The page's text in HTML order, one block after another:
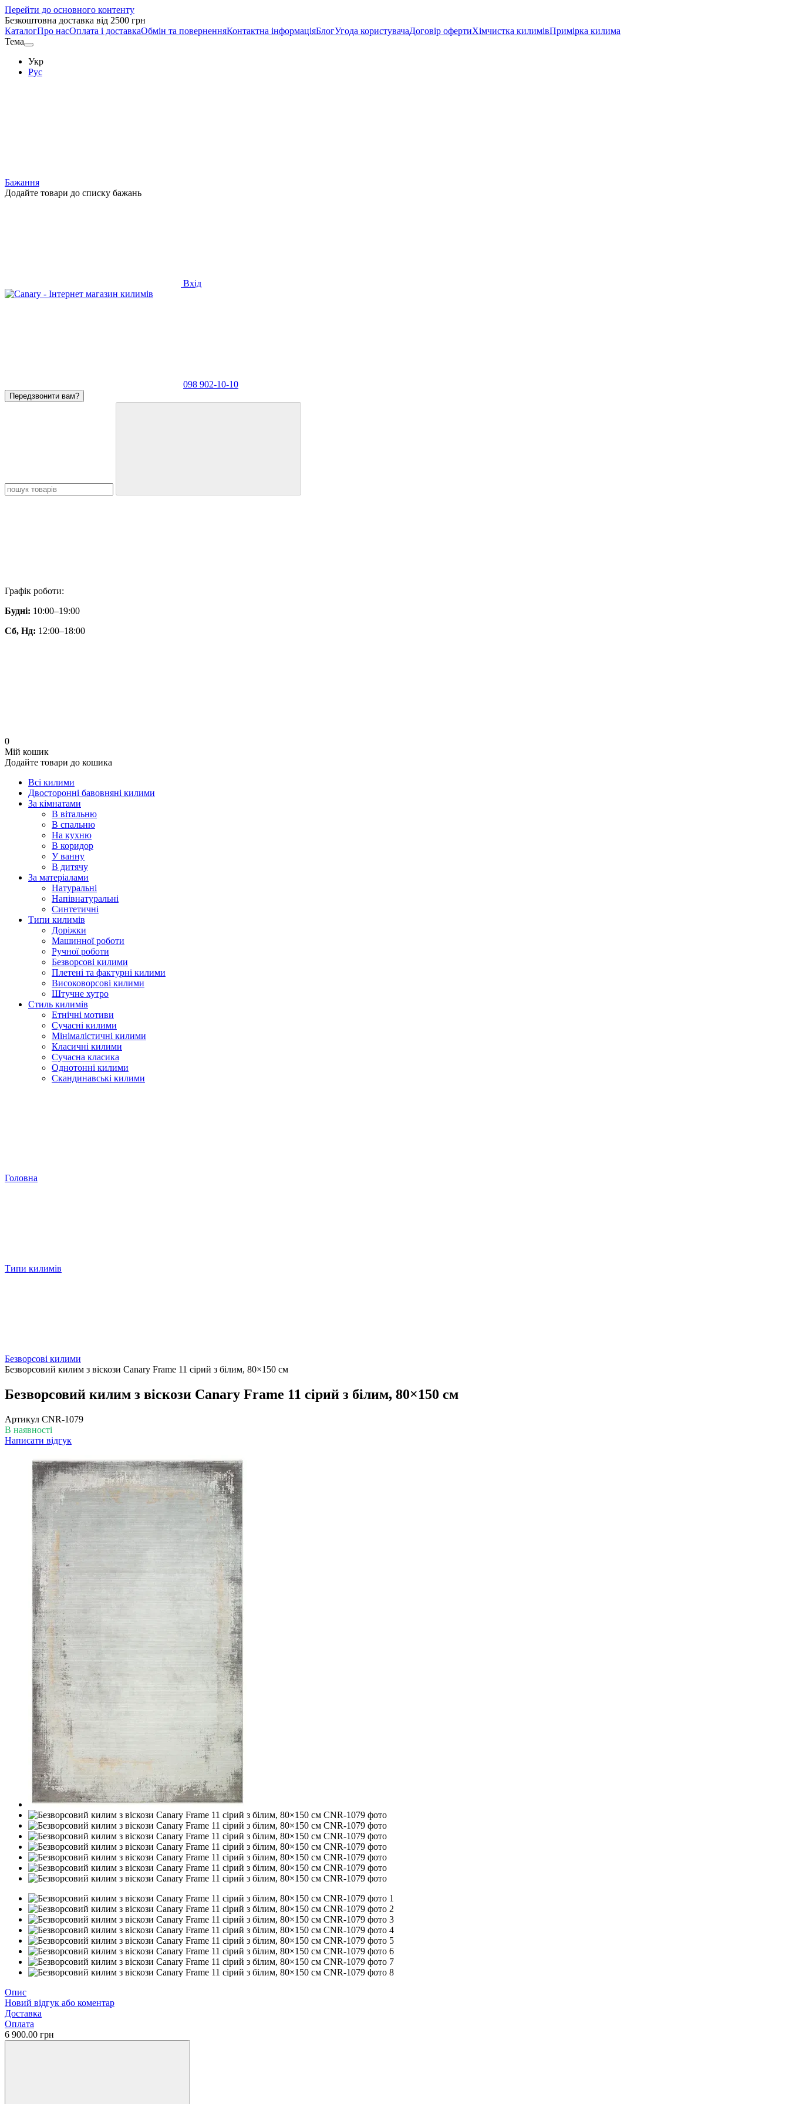
Перейти до основного контенту
Безкоштовна доставка від 2500 грн
КаталогПро насОплата і доставкаОбмін та поверненняКонтактна інформаціяБлогУгода користувачаДоговір офертиХімчистка килимівПримірка килима
Тема
Укр
Рус
Бажання
Додайте товари до списку бажань
Вхід
098 902-10-10
Передзвонити вам?
Графік роботи:
Будні: 10:00–19:00
Сб, Нд: 12:00–18:00
0
Мій кошик
Додайте товари до кошика
Всі килими
Двосторонні бавовняні килими
За кімнатами
В вітальню
В спальню
На кухню
В коридор
У ванну
В дитячу
За матеріалами
Натуральні
Напівнатуральні
Синтетичні
Типи килимів
Доріжки
Машинної роботи
Ручної роботи
Безворсові килими
Плетені та фактурні килими
Високоворсові килими
Штучне хутро
Стиль килимів
Етнічні мотиви
Сучасні килими
Мінімалістичні килими
Класичні килими
Сучасна класика
Однотонні килими
Скандинавські килими
Головна
Типи килимів
Безворсові килими
Безворсовий килим з віскози Canary Frame 11 сірий з білим, 80×150 см
Безворсовий килим з віскози Canary Frame 11 сірий з білим, 80×150 см
Артикул CNR-1079
В наявності
Написати відгук
Опис
Новий відгук або коментар
Доставка
Оплата
6 900.00 грн